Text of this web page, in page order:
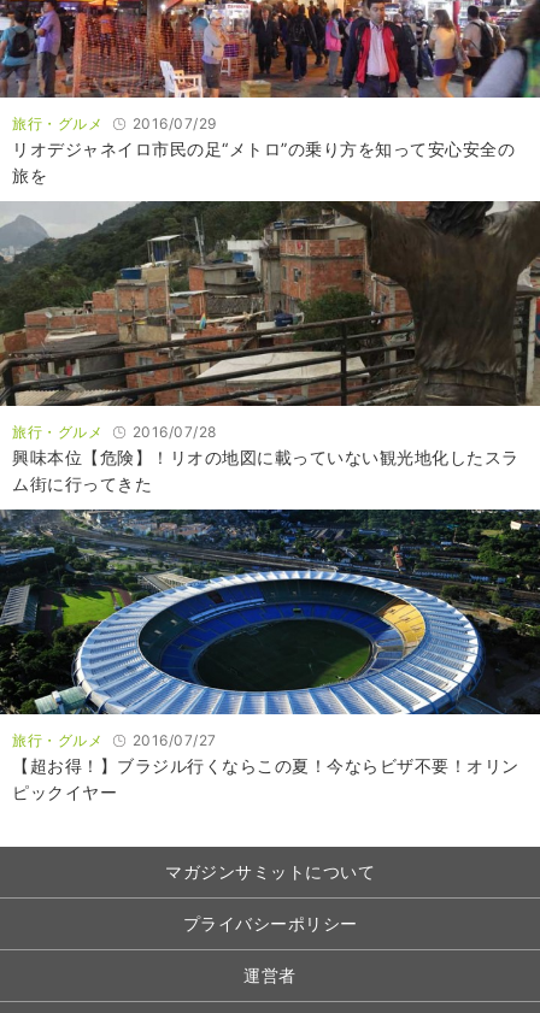
旅行・グルメ 2016/07/29
リオデジャネイロ市民の足“メトロ”の乗り方を知って安心安全の
旅を
旅行・グルメ 2016/07/28
興味本位【危険】！リオの地図に載っていない観光地化したスラ
ム街に行ってきた
旅行・グルメ 2016/07/27
【超お得！】ブラジル行くならこの夏！今ならビザ不要！オリン
ピックイヤー
マガジンサミットについて
プライバシーポリシー
運営者